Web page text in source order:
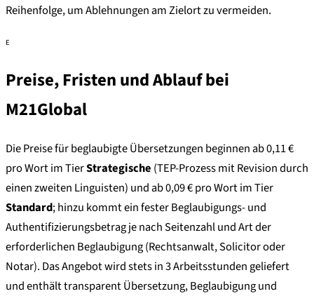
Reihenfolge, um Ablehnungen am Zielort zu vermeiden.
E
Preise, Fristen und Ablauf bei
M21Global
Die Preise für beglaubigte Übersetzungen beginnen ab 0,11 €
pro Wort im TierStrategische (TEP-Prozess mit Revision durch
einen zweiten Linguisten) und ab 0,09 € pro Wort im Tier
Standard; hinzu kommt ein fester Beglaubigungs- und
Authentifizierungsbetrag je nach Seitenzahl und Art der
erforderlichen Beglaubigung (Rechtsanwalt, Solicitor oder
Notar). Das Angebot wird stets in 3 Arbeitsstunden geliefert
und enthält transparent Übersetzung, Beglaubigung und